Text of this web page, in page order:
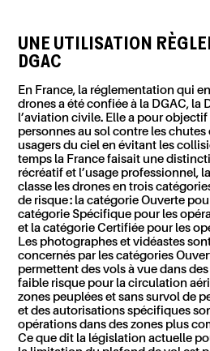
UNE UTILISATION
DGAC
En France, la réglementation qui
drones a été confiée à la DGAC, la
l’aviation civile. Elle a pour
personnes au sol contre les chutes
usagers du ciel en évitant les
temps la France faisait une
récréatif et l’usage professionnel,
classe les drones en trois
de risque : la catégorie Ouverte
catégorie Spécifique pour les
et la catégorie Certifiée pour les
Les photographes et vidéastes
concernés par les catégories
permettent des vols à vue dans
faible risque pour la circulation
zones peuplées et sans survol de
et des autorisations spécifiques
opérations dans des zones plus
Ce que dit la législation actuelle